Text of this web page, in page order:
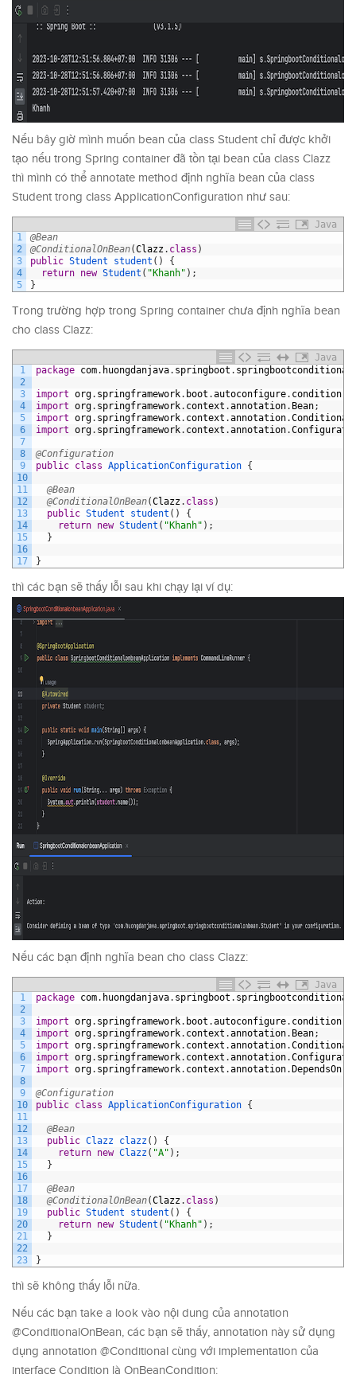
Nếu bây giờ mình muốn bean của class Student chỉ được khởi
tạo nếu trong Spring container đã tồn tại bean của class Clazz
thì mình có thể annotate method định nghĩa bean của class
Student trong class ApplicationConfiguration như sau:
Java
1
2
3
4
5
@Bean
@ConditionalOnBean(Clazz. class )
public Student student ( )
{
return new Student ( "Khanh" ) ;
}
Trong trường hợp trong Spring container chưa định nghĩa bean
cho class Clazz:
Java
1
2
3
4
5
6
7
8
9
10
11
12
13
14
15
16
17
package com. huongdanjava. springboot .
import org. springframework. boot .autoconfigure. condition
import org. springframework. context .annotation. Bean;
import org. springframework. context .annotation.Conditional
import org. springframework. context .annotation.
@Configuration
public class ApplicationConfiguration {
@Bean
@ConditionalOnBean(Clazz. class )
public Student student ( )
{
return new Student ( "Khanh" ) ;
}
}
thì các bạn sẽ thấy lỗi sau khi chạy lại ví dụ:
Nếu các bạn định nghĩa bean cho class Clazz:
Java
1
2
3
4
5
6
7
8
9
10
11
12
13
14
15
16
17
18
19
20
21
22
23
package com. huongdanjava. springboot .
import org. springframework. boot .autoconfigure. condition
import org. springframework. context .annotation. Bean;
import org. springframework. context .annotation.Conditional
import org. springframework. context .annotation.
import org. springframework. context .annotation.DependsOn
@Configuration
public class ApplicationConfiguration {
@Bean
public Clazz clazz( )
{
return new Clazz( "A" ) ;
}
@Bean
@ConditionalOnBean(Clazz. class )
public Student student ( )
{
return new Student ( "Khanh" ) ;
}
}
thì sẽ không thấy lỗi nữa.
Nếu các bạn take a look vào nội dung của annotation
@ConditionalOnBean, các bạn sẽ thấy, annotation này sử dụng
dụng annotation @Conditional cùng với implementation của
interface Condition là OnBeanCondition: